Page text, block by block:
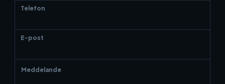
Telefon
E-post